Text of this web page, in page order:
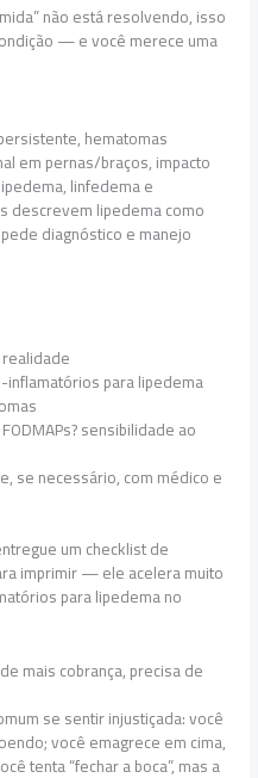
não está resolvendo, isso
— e você merece uma
hematomas
em pernas/braços, impacto
linfedema e
descrevem lipedema como
diagnóstico e manejo
para lipedema
sensibilidade ao
se necessário, com médico e
um checklist de
imprimir — ele acelera muito
para lipedema no
mais cobrança, precisa de
se sentir injustiçada: você
você emagrece em cima,
tenta “fechar a boca”, mas a